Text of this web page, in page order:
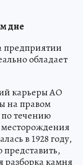
дне
предприятии
обладает
карьеры АО
на правом
течению
месторождения
в 1928 году,
представить,
разборка камня